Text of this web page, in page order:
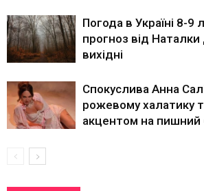
Погода в Україні 8-9
прогноз від Наталки
вихідні
Спокуслива Анна
рожевому халатику
акцентом на пишний